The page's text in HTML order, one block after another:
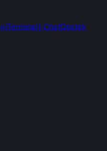
Terminalt-ChatDestek